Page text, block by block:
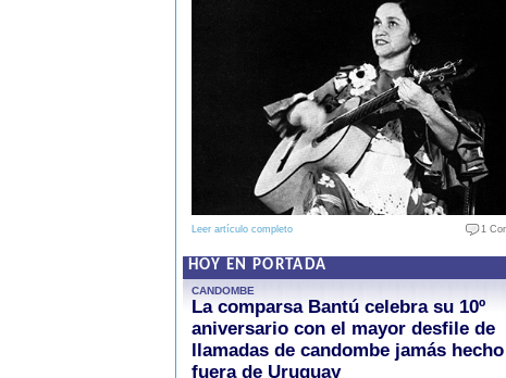
Leer artículo completo 1
HOY EN PORTADA
CANDOMBE
La comparsa Bantú celebra su 10º
aniversario con el mayor desfile de
llamadas de candombe jamás hecho
fuera de Uruguay